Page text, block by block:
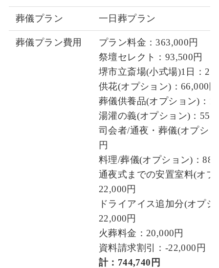
葬儀プラン 一日葬プラン
葬儀プラン費用
プラン料金：363,000円
祭壇セレクト：93,500円
堺市立斎場(小式場)1日：
供花(オプション)：66,000円
葬儀供養品(オプション)：
湯灌の義(オプション)：
司会者/通夜・葬儀(オプシ
円
料理/葬儀(オプション)：
通夜式までの安置室料(オプ
22,000円
ドライアイス追加分(オプシ
22,000円
火葬料金：20,000円
資料請求割引：-22,000円
計：744,740円